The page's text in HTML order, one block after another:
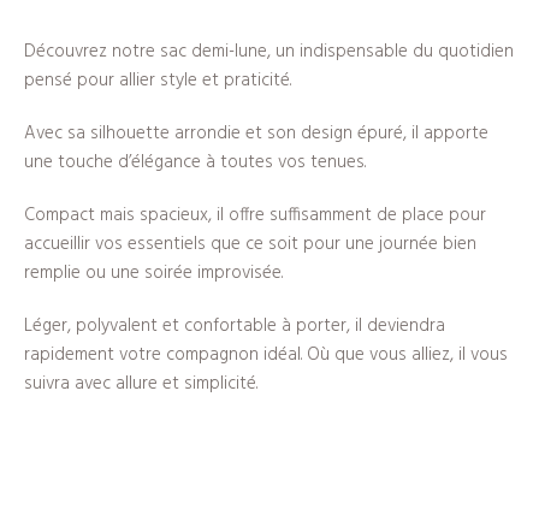
Découvrez notre sac demi-lune, un indispensable du quotidien
pensé pour allier style et praticité.
Avec sa silhouette arrondie et son design épuré, il apporte
une touche d’élégance à toutes vos tenues.
Compact mais spacieux, il offre suffisamment de place pour
accueillir vos essentiels que ce soit pour une journée bien
remplie ou une soirée improvisée.
Léger, polyvalent et confortable à porter, il deviendra
rapidement votre compagnon idéal. Où que vous alliez, il vous
suivra avec allure et simplicité.